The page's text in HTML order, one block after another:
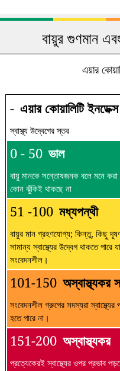
বায়ুর গুণমান
এয়ার
- এয়ার কোয়ালিটি
স্বাস্থ্য উদ্বেগের স্তর
0 - 50 ভাল
বায়ু মানকে সন্তোষজনক বলে মনে করা
কোন ঝুঁকিই থাকছে না
51 -100 মধ্যপন্থী
বায়ুর মান গ্রহণযোগ্য; কিন্তু, কিছু
সামান্য স্বাস্থ্যের উদ্বেগ থাকতে পারে
সংবেদনশীল।
101-150 অস্বাস্থ্যকর
সংবেদনশীল গ্রুপের সদস্যরা
হতে পারে না।
151-200 অস্বাস্থ্যকর
প্রত্যেকেরই স্বাস্থ্যের ওপর প্রভাব